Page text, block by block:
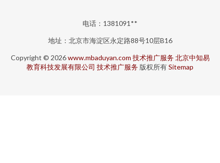
电话：1381091**
地址：北京市海淀区永定路88号10层B16
Copyright © 2026www.mbaduyan.com 技术推广服务 北京中知易
教育科技发展有限公司 技术推广服务 版权所有Sitemap